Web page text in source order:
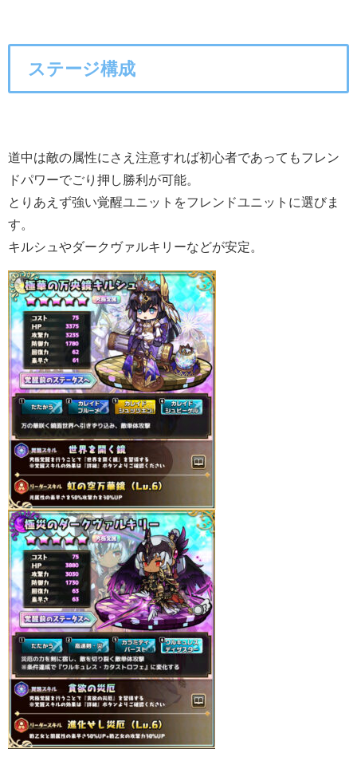
ステージ構成
道中は敵の属性にさえ注意すれば初心者であってもフレン
ドパワーでごり押し勝利が可能。
とりあえず強い覚醒ユニットをフレンドユニットに選びま
す。
キルシュやダークヴァルキリーなどが安定。